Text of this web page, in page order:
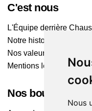
Nous
C'est nous
L'Équipe derrière
Notre histoire
Nos valeurs
Mentions légales
Nos boutiques